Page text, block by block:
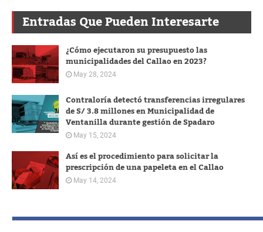
Entradas Que Pueden Interesarte
¿Cómo ejecutaron su presupuesto las
municipalidades del Callao en 2023?
May 28, 2024
Contraloría detectó transferencias irregulares
de S/ 3.8 millones en Municipalidad de
Ventanilla durante gestión de Spadaro
May 15, 2024
Así es el procedimiento para solicitar la
prescripción de una papeleta en el Callao
May 14, 2024